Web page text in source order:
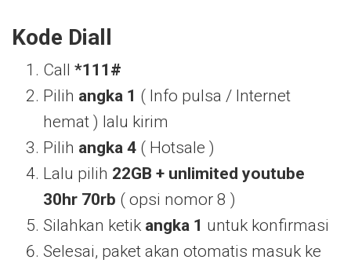
Kode Diall
Call *111#
Pilih angka 1 ( Info pulsa / Internet
hemat ) lalu kirim
Pilih angka 4 ( Hotsale )
Lalu pilih 22GB + unlimited youtube
30hr 70rb ( opsi nomor 8 )
Silahkan ketik angka 1 untuk konfirmasi
Selesai, paket akan otomatis masuk ke